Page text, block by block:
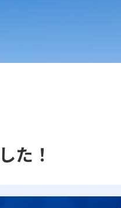
た！